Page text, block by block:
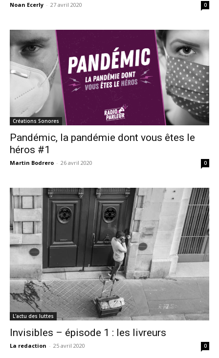
Noan Ecerly - 27 avril 2020 0
Créations Sonores
Pandémic, la pandémie dont vous êtes le
héros #1
Martin Bodrero - 26 avril 2020 0
L'actu des luttes
Invisibles – épisode 1 : les livreurs
La redaction - 25 avril 2020 0